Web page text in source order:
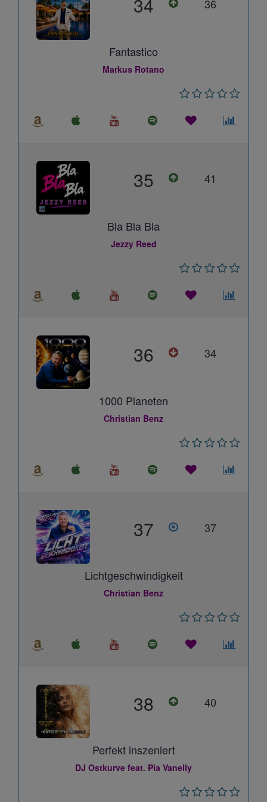
36
Fantastico
Markus Rotano
35 41
Bla Bla Bla
Jezzy Reed
36 34
1000 Planeten
Christian Benz
37 37
Lichtgeschwindigkeit
Christian Benz
38 40
Perfekt inszeniert
DJ Ostkurve feat. Pia Vanelly